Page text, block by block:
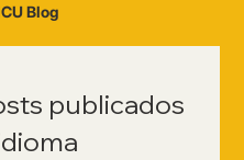
Blog
publicados